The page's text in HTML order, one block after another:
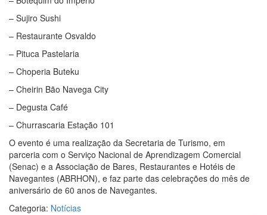
– Sujiro Sushi
– Restaurante Osvaldo
– Pituca Pastelaria
– Choperia Buteku
– Cheirin Bão Navega City
– Degusta Café
– Churrascaria Estação 101
O evento é uma realização da Secretaria de Turismo, em
parceria com o Serviço Nacional de Aprendizagem Comercial
(Senac) e a Associação de Bares, Restaurantes e Hotéis de
Navegantes (ABRHON), e faz parte das celebrações do mês de
aniversário de 60 anos de Navegantes.
Categoria: Notícias